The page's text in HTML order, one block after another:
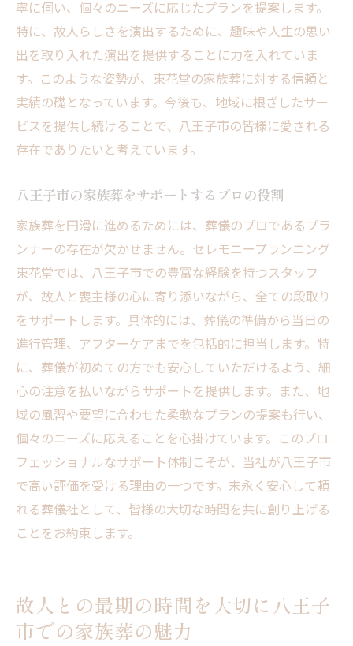
寧に伺い、個々のニーズに応じたプランを提案します。
特に、故人らしさを演出するために、趣味や人生の思い
出を取り入れた演出を提供することに力を入れていま
す。このような姿勢が、東花堂の家族葬に対する信頼と
実績の礎となっています。今後も、地域に根ざしたサー
ビスを提供し続けることで、八王子市の皆様に愛される
存在でありたいと考えています。
八王子市の家族葬をサポートするプロの役割
家族葬を円滑に進めるためには、葬儀のプロであるプラ
ンナーの存在が欠かせません。セレモニープランニング
東花堂では、八王子市での豊富な経験を持つスタッフ
が、故人と喪主様の心に寄り添いながら、全ての段取り
をサポートします。具体的には、葬儀の準備から当日の
進行管理、アフターケアまでを包括的に担当します。特
に、葬儀が初めての方でも安心していただけるよう、細
心の注意を払いながらサポートを提供します。また、地
域の風習や要望に合わせた柔軟なプランの提案も行い、
個々のニーズに応えることを心掛けています。このプロ
フェッショナルなサポート体制こそが、当社が八王子市
で高い評価を受ける理由の一つです。末永く安心して頼
れる葬儀社として、皆様の大切な時間を共に創り上げる
ことをお約束します。
故人との最期の時間を大切に八王子
市での家族葬の魅力